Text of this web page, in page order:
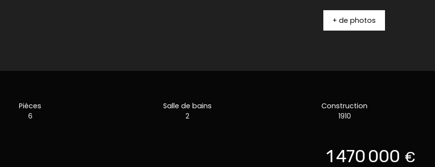
+ de photos
Pièces
6
Salle de bains
2
Construction
1910
1 470 000 €